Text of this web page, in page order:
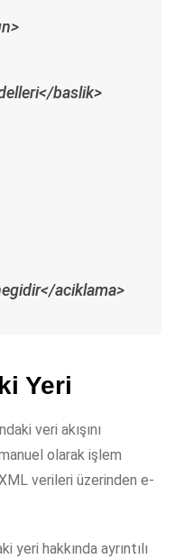
baslik>
aciklama>
Yeri
veri akışını
olarak işlem
verileri üzerinden e-
yeri hakkında ayrıntılı